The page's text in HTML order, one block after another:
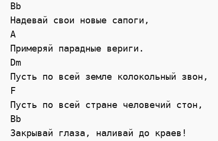
Bb
Надевай свои новые сапоги,
A
Примеряй парадные вериги.
Dm
Пусть по всей земле колокольный звон,
F
Пусть по всей стране человечий стон,
Bb
Закрывай глаза, наливай до краев!